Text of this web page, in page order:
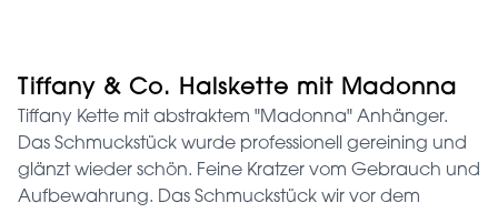
Tiffany & Co. Halskette mit Madonna
Tiffany Kette mit abstraktem "Madonna" Anhänger.
Das Schmuckstück wurde professionell gereining und
glänzt wieder schön. Feine Kratzer vom Gebrauch und
Aufbewahrung. Das Schmuckstück wir vor dem